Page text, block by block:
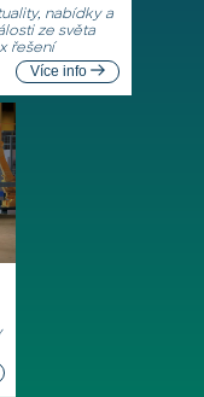
nabídky a
ze světa
řešení
Více info